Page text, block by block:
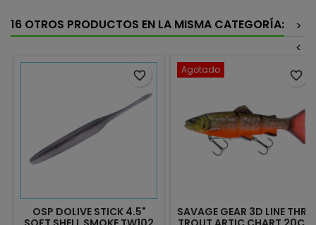
16 OTROS PRODUCTOS EN LA MISMA CATEGORÍA:
>
<
OSP DOLIVE STICK 4.5"
favorite_border Agotado
SAVAGE GEAR 3D LINE THRU
favorite_border